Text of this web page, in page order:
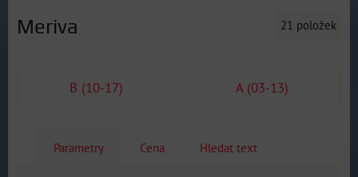
Meriva 21 položek
B (10-17) A (03-13)
Parametry Cena Hledat text